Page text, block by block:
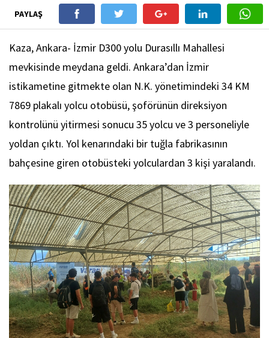
PAYLAŞ
Kaza, Ankara- İzmir D300 yolu Durasıllı Mahallesi
mevkisinde meydana geldi. Ankara’dan İzmir
istikametine gitmekte olan N.K. yönetimindeki 34 KM
7869 plakalı yolcu otobüsü, şoförünün direksiyon
kontrolünü yitirmesi sonucu 35 yolcu ve 3 personeliyle
yoldan çıktı. Yol kenarındaki bir tuğla fabrikasının
bahçesine giren otobüsteki yolculardan 3 kişi yaralandı.